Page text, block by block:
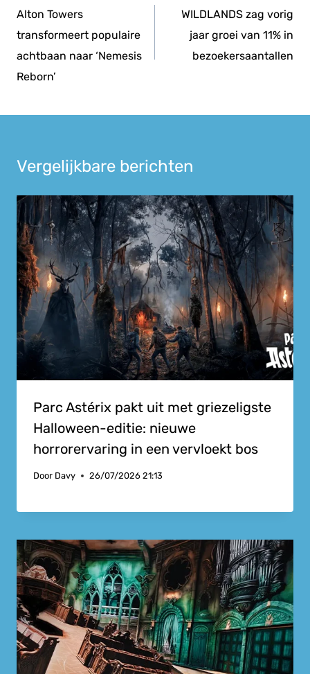
navigatie
Alton Towers
transformeert populaire
achtbaan naar ‘Nemesis
Reborn’
WILDLANDS zag vorig
jaar groei van 11% in
bezoekersaantallen
Vergelijkbare berichten
Parc Astérix pakt uit met griezeligste
Halloween-editie: nieuwe
horrorervaring in een vervloekt bos
Door Davy 26/07/2026 21:13